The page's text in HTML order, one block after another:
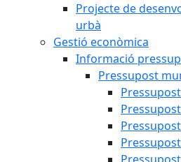
Projecte de
urbà
Gestió econòmica
Informació
Pressupost